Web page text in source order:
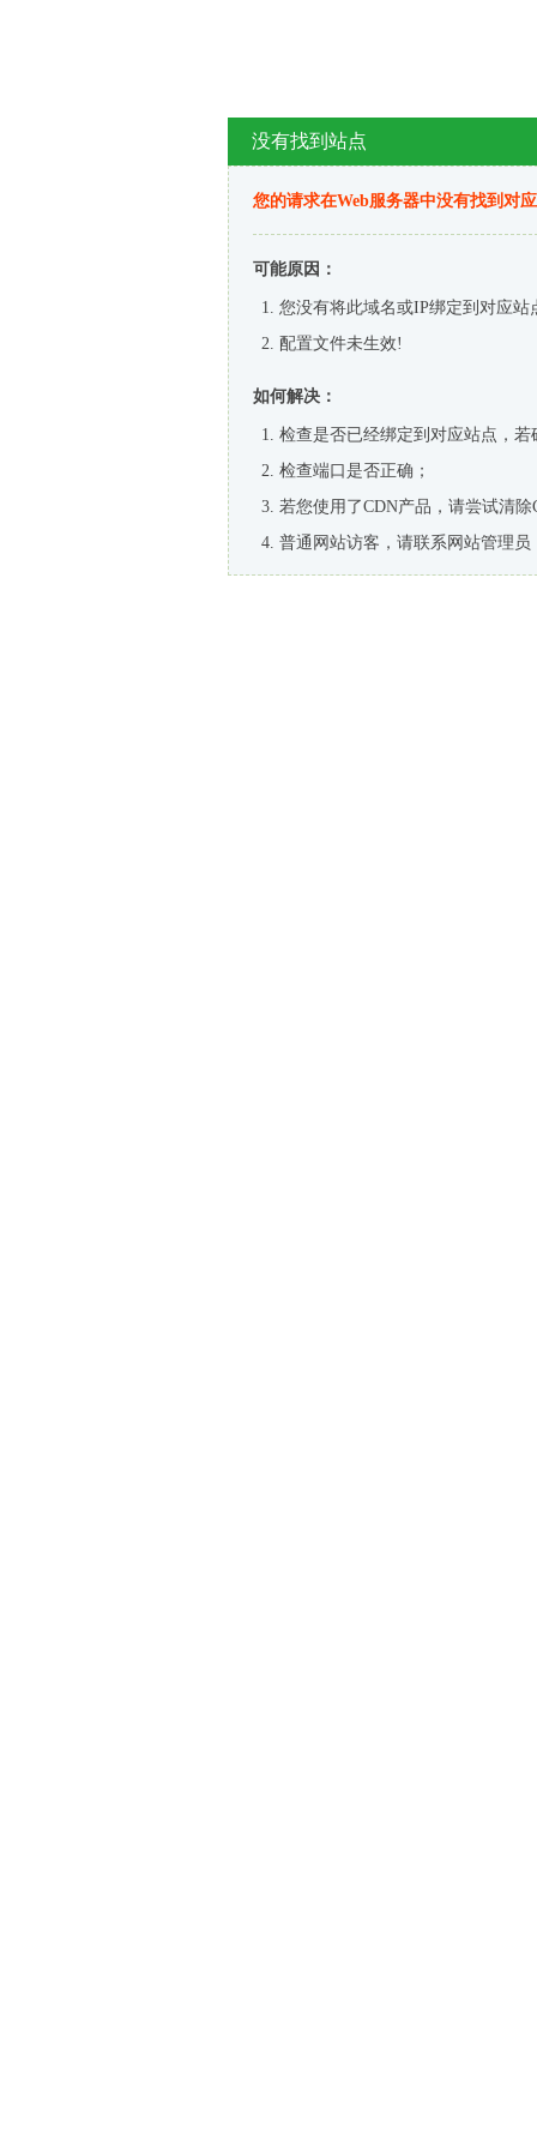
没有找到站点
您的请求在Web服务器中没有找到对
可能原因：
您没有将此域名或IP绑定到对应站
配置文件未生效!
如何解决：
检查是否已经绑定到对应站点，
检查端口是否正确；
若您使用了CDN产品，请尝试清除
普通网站访客，请联系网站管理员